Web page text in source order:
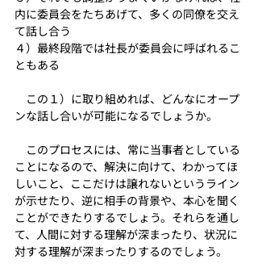
内に委員会をたちあげて、多くの同僚を交え
て話し合う
４）最終段階では社長が委員会に呼ばれるこ
ともある
この１）に取り組めれば、どんなにオープ
ンな話し合いが可能になるでしょうか。
このプロセスには、常に当事者としている
ことになるので、解決に向けて、わかってほ
しいこと、ここだけは譲れないというライン
が示せたり、逆に相手の背景や、本心を聞く
ことができたりするでしょう。それらを通し
て、人間に対する理解が深まったり、状況に
対する理解が深まったりするのでしょう。